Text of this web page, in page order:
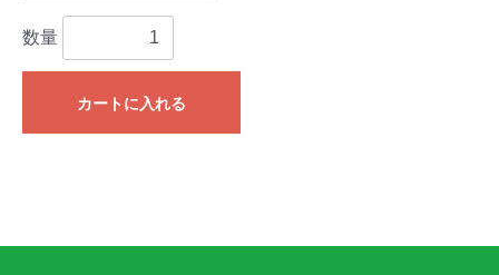
数量
カートに入れる